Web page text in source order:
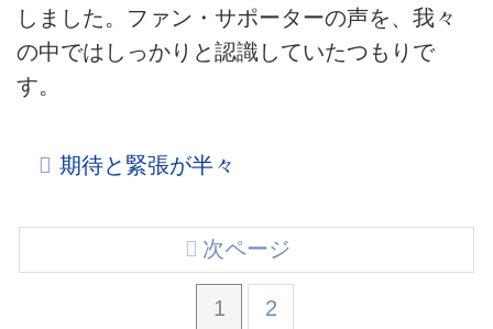
しました。ファン・サポーターの声を、我々
の中ではしっかりと認識していたつもりで
す。
期待と緊張が半々
1 2
次ページ